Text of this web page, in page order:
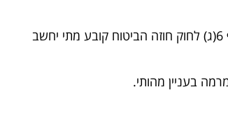
על המבוטח קיימת חובת היזום הגלוי – החובה ליידע את המבוטח לגבי המצב הרפואי הקיים. סעיף 6(ג) לחוק חוזה הביטוח קובע מתי יחשב
בעניין מהותי.